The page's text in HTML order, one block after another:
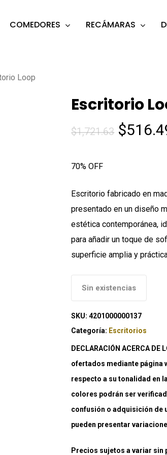
COMEDORES RECÁMARAS
Loop
Escritorio
$1,721.63 El
$
70% OFF
Escritorio fabricado en
presentado en un diseño
estética contemporánea,
para añadir un toque de
superficie amplia y
Sin existencias
SKU:4201000000137
Categoría: Escritorios
DECLARACIÓN ACERCA
ofertados mediante página
respecto a su tonalidad en
colores podrán ser
confusión o adquisición de
pueden presentar
Precios sujetos a variar sin